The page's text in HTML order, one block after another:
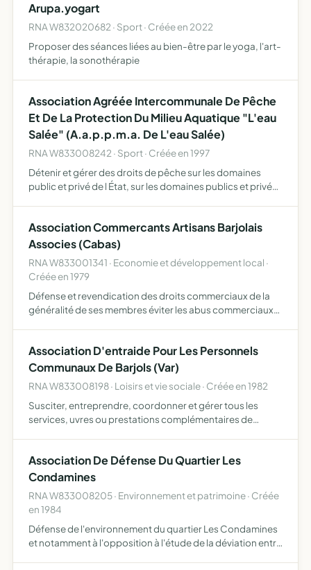
Arupa.yogart
RNA W832020682 · Sport · Créée en 2022
Proposer des séances liées au bien-être par le yoga, l'art-
thérapie, la sonothérapie
Association Agréée Intercommunale De Pêche
Et De La Protection Du Milieu Aquatique "L'eau
Salée" (A.a.p.p.m.a. De L'eau Salée)
RNA W833008242 · Sport · Créée en 1997
Détenir et gérer des droits de pêche sur les domaines
public et privé de l État, sur les domaines publics et privés
Association Commercants Artisans Barjolais
Associes (Cabas)
RNA W833001341 · Economie et développement local ·
Créée en 1979
Défense et revendication des droits commerciaux de la
généralité de ses membres éviter les abus commerciaux
cham…
Association D'entraide Pour Les Personnels
Communaux De Barjols (Var)
RNA W833008198 · Loisirs et vie sociale · Créée en 1982
Susciter, entreprendre, coordonner et gérer tous les
services, uvres ou prestations complémentaires de
Association De Défense Du Quartier Les
Condamines
RNA W833008205 · Environnement et patrimoine · Créée
en 1984
Défense de l'environnement du quartier Les Condamines
et notamment à l'opposition à l'étude de la déviation entre